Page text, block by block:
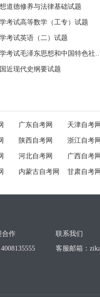
道德修养与法律基础试题
考试高等数学（工专）试题
考试英语（二）试题
全国2024年4月高等教育自学考试毛泽东思想和
近现代史纲要试题
广东自考网 天津自考网
陕西自考网 浙江自考网
河北自考网 广西自考网
内蒙古自考网 甘肃自考网
合作 联系我们
客服邮箱：